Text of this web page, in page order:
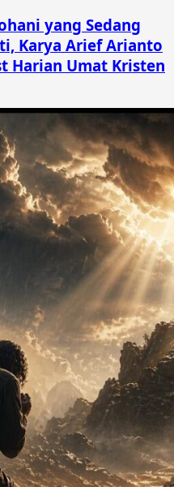
yang Sedang
Karya Arief Arianto
Harian Umat Kristen